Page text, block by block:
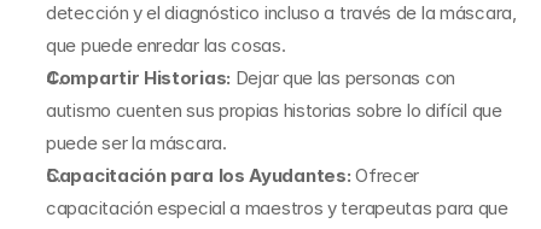
detección y el diagnóstico incluso a través de la máscara,
que puede enredar las cosas.
Compartir Historias: Dejar que las personas con
autismo cuenten sus propias historias sobre lo difícil que
puede ser la máscara.
Capacitación para los Ayudantes: Ofrecer
capacitación especial a maestros y terapeutas para que